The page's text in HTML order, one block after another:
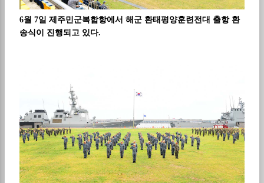
6월 7일 제주민군복합항에서 해군 환태평양훈련전대 출항 환
송식이 진행되고 있다.